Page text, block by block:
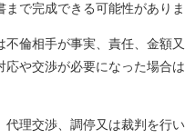
まで完成できる可能性がありま
不倫相手が事実、責任、金額
応や交渉が必要になった場合
代理交渉、調停又は裁判を行